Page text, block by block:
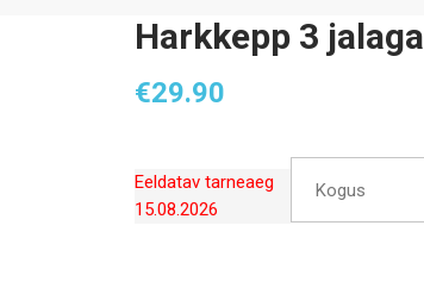
Harkkepp 3 jalaga
€29.90
Eeldatav tarneaeg
15.08.2026
Kogus